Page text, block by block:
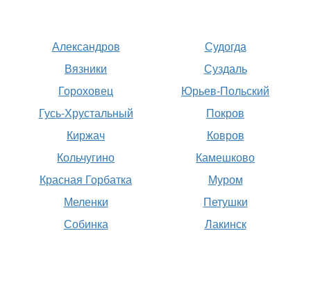
Александров
Вязники
Гороховец
Гусь-Хрустальный
Киржач
Кольчугино
Красная Горбатка
Меленки
Собинка
Судогда
Суздаль
Юрьев-Польский
Покров
Ковров
Камешково
Муром
Петушки
Лакинск